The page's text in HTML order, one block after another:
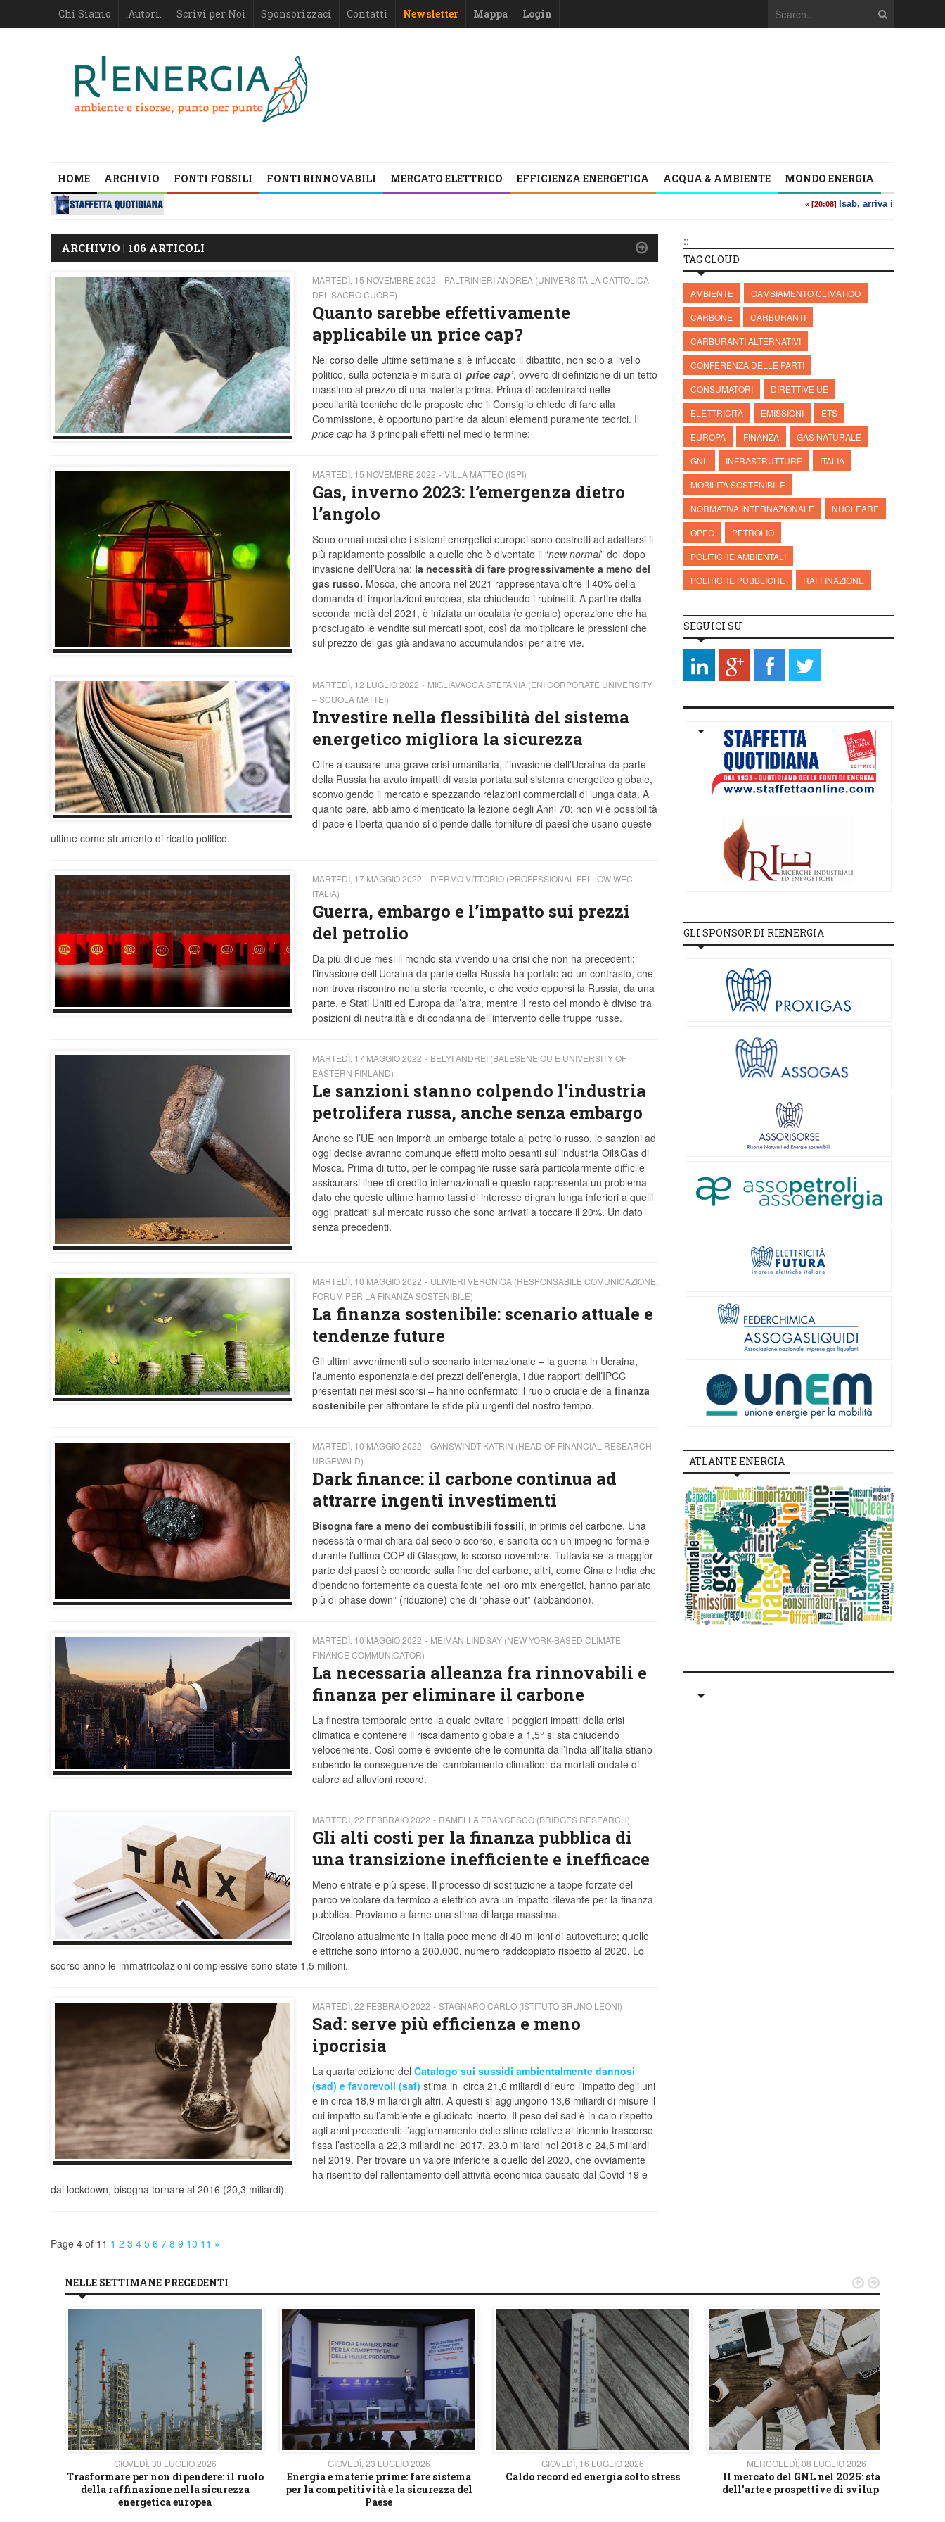
Chi Siamo .Autori. Scrivi per Noi Sponsorizzaci Contatti Newsletter Mappa Login
HOME ARCHIVIO FONTI FOSSILI FONTI RINNOVABILI MERCATO ELETTRICO EFFICIENZA ENERGETICA ACQUA & AMBIENTE MONDO ENERGIA
::
ARCHIVIO | 106 ARTICOLI
MARTEDÌ, 15 NOVEMBRE 2022
PALTRINIERI ANDREA (UNIVERSITÀ LA CATTOLICA
DEL SACRO CUORE)
Quanto sarebbe effettivamente
applicabile un price cap?
Nel corso delle ultime settimane si è infuocato il dibattito, non solo a livello
politico, sulla potenziale misura di ‘price cap’, ovvero di definizione di un tetto
massimo al prezzo di una materia prima. Prima di addentrarci nelle
peculiarità tecniche delle proposte che il Consiglio chiede di fare alla
Commissione, è opportuno partire da alcuni elementi puramente teorici. Il
price capha 3 principali effetti nel medio termine:
MARTEDÌ, 15 NOVEMBRE 2022 VILLA MATTEO (ISPI)
Gas, inverno 2023: l’emergenza dietro
l’angolo
Sono ormai mesi che i sistemi energetici europei sono costretti ad adattarsi il
più rapidamente possibile a quello che è diventato il “new normal” del dopo
invasione dell’Ucraina: la necessità di fare progressivamente a meno del
gas russo. Mosca, che ancora nel 2021 rappresentava oltre il 40% della
domanda di importazioni europea, sta chiudendo i rubinetti. A partire dalla
seconda metà del 2021, è iniziata un’oculata (e geniale) operazione che ha
prosciugato le vendite sui mercati spot, così da moltiplicare le pressioni che
sul prezzo del gas già andavano accumulandosi per altre vie.
MARTEDÌ, 12 LUGLIO 2022
MIGLIAVACCA STEFANIA (ENI CORPORATE UNIVERSITY
– SCUOLA MATTEI)
Investire nella flessibilità del sistema
energetico migliora la sicurezza
Oltre a causare una grave crisi umanitaria, l'invasione dell'Ucraina da parte
della Russia ha avuto impatti di vasta portata sul sistema energetico globale,
sconvolgendo il mercato e spezzando relazioni commerciali di lunga data. A
quanto pare, abbiamo dimenticato la lezione degli Anni 70: non vi è possibilità
di pace e libertà quando si dipende dalle forniture di paesi che usano queste
ultime come strumento di ricatto politico.
MARTEDÌ, 17 MAGGIO 2022
D'ERMO VITTORIO (PROFESSIONAL FELLOW WEC
ITALIA)
Guerra, embargo e l’impatto sui prezzi
del petrolio
Da più di due mesi il mondo sta vivendo una crisi che non ha precedenti:
l’invasione dell’Ucraina da parte della Russia ha portato ad un contrasto, che
non trova riscontro nella storia recente, e che vede opporsi la Russia, da una
parte, e Stati Uniti ed Europa dall’altra, mentre il resto del mondo è diviso tra
posizioni di neutralità e di condanna dell’intervento delle truppe russe.
MARTEDÌ, 17 MAGGIO 2022
BELYI ANDREI (BALESENE OU E UNIVERSITY OF
EASTERN FINLAND)
Le sanzioni stanno colpendo l’industria
petrolifera russa, anche senza embargo
Anche se l’UE non imporrà un embargo totale al petrolio russo, le sanzioni ad
oggi decise avranno comunque effetti molto pesanti sull’industria Oil&Gas di
Mosca. Prima di tutto, per le compagnie russe sarà particolarmente difficile
assicurarsi linee di credito internazionali e questo rappresenta un problema
dato che queste ultime hanno tassi di interesse di gran lunga inferiori a quelli
oggi praticati sul mercato russo che sono arrivati a toccare il 20%. Un dato
senza precedenti.
MARTEDÌ, 10 MAGGIO 2022
ULIVIERI VERONICA (RESPONSABILE COMUNICAZIONE,
FORUM PER LA FINANZA SOSTENIBILE)
La finanza sostenibile: scenario attuale e
tendenze future
Gli ultimi avvenimenti sullo scenario internazionale – la guerra in Ucraina,
l’aumento esponenziale dei prezzi dell’energia, i due rapporti dell’IPCC
presentati nei mesi scorsi – hanno confermato il ruolo cruciale della finanza
sostenibileper affrontare le sfide più urgenti del nostro tempo.
MARTEDÌ, 10 MAGGIO 2022
GANSWINDT KATRIN (HEAD OF FINANCIAL RESEARCH
URGEWALD)
Dark finance: il carbone continua ad
attrarre ingenti investimenti
Bisogna fare a meno dei combustibili fossili, in primis del carbone. Una
necessità ormai chiara dal secolo scorso, e sancita con un impegno formale
durante l’ultima COP di Glasgow, lo scorso novembre. Tuttavia se la maggior
parte dei paesi è concorde sulla fine del carbone, altri, come Cina e India che
dipendono fortemente da questa fonte nei loro mix energetici, hanno parlato
più di phase down” (riduzione) che di “phase out” (abbandono).
MARTEDÌ, 10 MAGGIO 2022
MEIMAN LINDSAY (NEW YORK-BASED CLIMATE
FINANCE COMMUNICATOR)
La necessaria alleanza fra rinnovabili e
finanza per eliminare il carbone
La finestra temporale entro la quale evitare i peggiori impatti della crisi
climatica e contenere il riscaldamento globale a 1,5° si sta chiudendo
velocemente. Così come è evidente che le comunità dall’India all’Italia stiano
subendo le conseguenze del cambiamento climatico: da mortali ondate di
calore ad alluvioni record.
MARTEDÌ, 22 FEBBRAIO 2022 RAMELLA FRANCESCO (BRIDGES RESEARCH)
Gli alti costi per la finanza pubblica di
una transizione inefficiente e inefficace
Meno entrate e più spese. Il processo di sostituzione a tappe forzate del
parco veicolare da termico a elettrico avrà un impatto rilevante per la finanza
pubblica. Proviamo a farne una stima di larga massima.
Circolano attualmente in Italia poco meno di 40 milioni di autovetture; quelle
elettriche sono intorno a 200.000, numero raddoppiato rispetto al 2020. Lo
scorso anno le immatricolazioni complessive sono state 1,5 milioni.
MARTEDÌ, 22 FEBBRAIO 2022 STAGNARO CARLO (ISTITUTO BRUNO LEONI)
Sad: serve più efficienza e meno
ipocrisia
La quarta edizione del Catalogo sui sussidi ambientalmente dannosi
(sad) e favorevoli (saf) stima in circa 21,6 miliardi di euro l’impatto degli uni
e in circa 18,9 miliardi gli altri. A questi si aggiungono 13,6 miliardi di misure il
cui impatto sull’ambiente è giudicato incerto. Il peso dei sad è in calo rispetto
agli anni precedenti: l’aggiornamento delle stime relative al triennio trascorso
fissa l’asticella a 22,3 miliardi nel 2017, 23,0 miliardi nel 2018 e 24,5 miliardi
nel 2019. Per trovare un valore inferiore a quello del 2020, che ovviamente
ha risentito del rallentamento dell’attività economica causato dal Covid-19 e
dai lockdown, bisogna tornare al 2016 (20,3 miliardi).
Page 4 of 11 1 2 3 4 5 6 7 8 9 10 11 »
TAG CLOUD
AMBIENTE
CAMBIAMENTO CLIMATICO
CARBONE
CARBURANTI
CARBURANTI ALTERNATIVI
CONFERENZA DELLE PARTI
CONSUMATORI
DIRETTIVE UE
ELETTRICITÀ
EMISSIONI
ETS
EUROPA
FINANZA
GAS NATURALE
GNL
INFRASTRUTTURE
ITALIA
MOBILITÀ SOSTENIBILE
NORMATIVA INTERNAZIONALE
NUCLEARE
OPEC
PETROLIO
POLITICHE AMBIENTALI
POLITICHE PUBBLICHE
RAFFINAZIONE
SEGUICI SU
GLI SPONSOR DI RIENERGIA
ATLANTE ENERGIA
NELLE SETTIMANE PRECEDENTI
GIOVEDÌ, 30 LUGLIO 2026
Trasformare per non dipendere: il ruolo
della raffinazione nella sicurezza
energetica europea
GIOVEDÌ, 23 LUGLIO 2026
Energia e materie prime: fare sistema
per la competitività e la sicurezza del
Paese
GIOVEDÌ, 16 LUGLIO 2026
Caldo record ed energia sotto stress
MERCOLEDÌ, 08 LUGLIO 2026
Il mercato del GNL nel 2025: stato
dell’arte e prospettive di sviluppo
 